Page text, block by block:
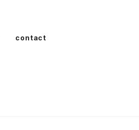
contact